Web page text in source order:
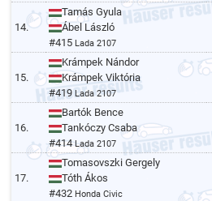
14.
Tamás Gyula
Ábel László
#415 Lada 2107
15.
Krámpek Nándor
Krámpek Viktória
#419 Lada 2107
16.
Bartók Bence
Tankóczy Csaba
#414Lada 2107
17.
Tomasovszki Gergely
Tóth Ákos
#432 Honda Civic